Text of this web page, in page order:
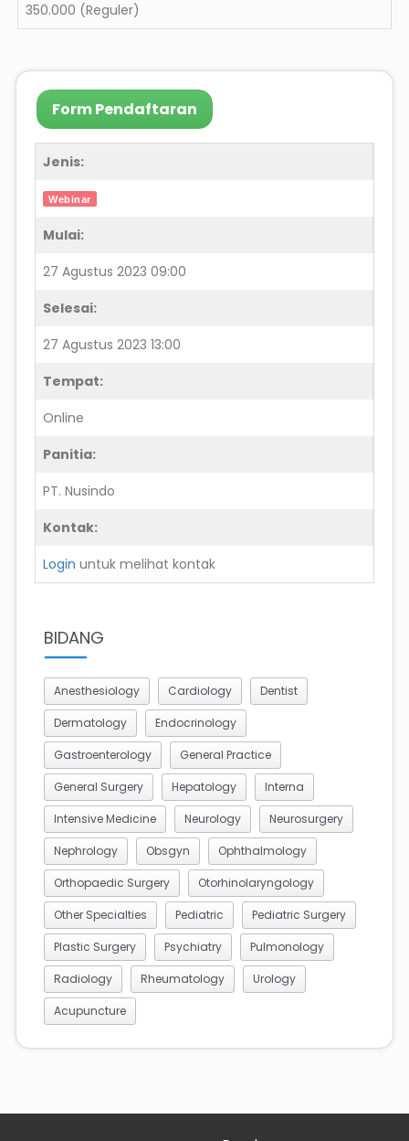
350.000 (Reguler)
Form Pendaftaran
Jenis:
Webinar
Mulai:
27 Agustus 2023 09:00
Selesai:
27 Agustus 2023 13:00
Tempat:
Online
Panitia:
PT. Nusindo
Kontak:
Login untuk melihat kontak
BIDANG
Anesthesiology Cardiology Dentist
Dermatology Endocrinology
Gastroenterology General Practice
General Surgery Hepatology Interna
Intensive Medicine Neurology Neurosurgery
Nephrology Obsgyn Ophthalmology
Orthopaedic Surgery Otorhinolaryngology
Other Specialties Pediatric Pediatric Surgery
Plastic Surgery Psychiatry Pulmonology
Radiology Rheumatology Urology
Acupuncture